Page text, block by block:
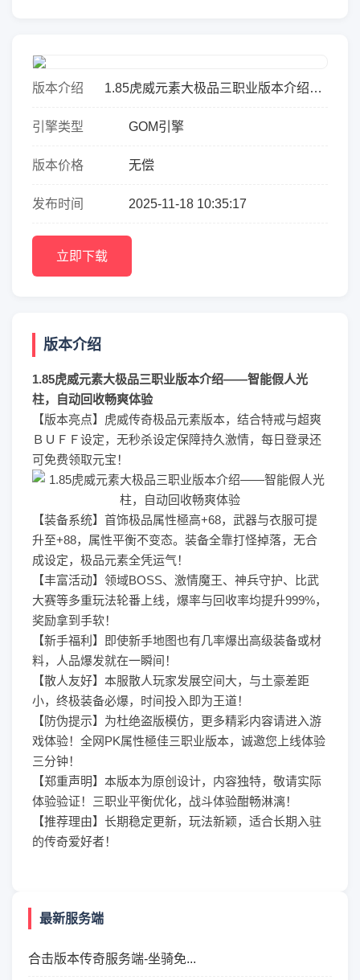
版本介绍
1.85虎威元素大极品三职业版本介绍
回收畅爽体验【版本亮点】虎威传奇极
引擎类型 GOM引擎
版本价格 无偿
发布时间 2025-11-18 10:35:17
立即下载
版本介绍
1.85虎威元素大极品三职业版本介绍——智能假人光
柱，自动回收畅爽体验
【版本亮点】虎威传奇极品元素版本，结合特戒与超爽
ＢＵＦＦ设定，无秒杀设定保障持久激情，每日登录还
可免费领取元宝！
【装备系统】首饰极品属性極高+68，武器与衣服可提
升至+88，属性平衡不变态。装备全靠打怪掉落，无合
成设定，极品元素全凭运气！
【丰富活动】领域BOSS、激情魔王、神兵守护、比武
大赛等多重玩法轮番上线，爆率与回收率均提升999%，
奖励拿到手软！
【新手福利】即使新手地图也有几率爆出高级装备或材
料，人品爆发就在一瞬间！
【散人友好】本服散人玩家发展空间大，与土豪差距
小，终极装备必爆，时间投入即为王道！
【防伪提示】为杜绝盗版模仿，更多精彩内容请进入游
戏体验！全网PK属性極佳三职业版本，诚邀您上线体验
三分钟！
【郑重声明】本版本为原创设计，内容独特，敬请实际
体验验证！三职业平衡优化，战斗体验酣畅淋漓！
【推荐理由】长期稳定更新，玩法新颖，适合长期入驻
的传奇爱好者！
最新服务端
合击版本传奇服务端-坐骑免...